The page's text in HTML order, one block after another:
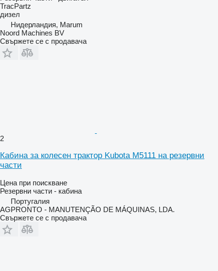
TracPartz
дизел
Нидерландия, Marum
Noord Machines BV
Свържете се с продавача
2
Кабина за колесен трактор Kubota M5111 на резервни
части
Цена при поискване
Резервни части - кабина
Португалия
AGPRONTO - MANUTENÇÃO DE MÁQUINAS, LDA.
Свържете се с продавача